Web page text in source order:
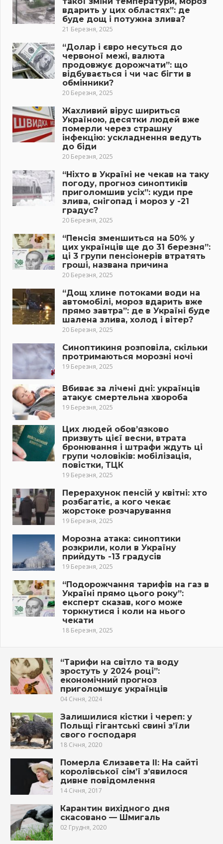
вдарить у цих областях”: де
буде дощ і потужна злива?
21 Березня, 2025
“Долар і євро несуться до
червоної межі, валюта
продовжує дорожчати”: що
відбувається і чи час бігти в
обмінники?
20 Березня, 2025
Жахливий вірус шириться
Україною, десятки людей вже
померли через страшну
інфекцію: ускладнення ведуть
до біди
20 Березня, 2025
“Ніхто в Україні не чекав на таку
погоду, прогноз синоптиків
приголомшив усіх”: куди пре
злива, снігопад і мороз у -21
градус?
20 Березня, 2025
“Пенсія зменшиться на 50% у
цих українців ще до 31 березня”:
ці 3 групи пенсіонерів втратять
гроші, названа причина
20 Березня, 2025
“Дощ хлине потоками води на
автомобілі, мороз вдарить вже
прямо завтра”: де в Україні буде
шалена злива, холод і вітер?
20 Березня, 2025
Синоптикиня розповіла, скільки
протримаються морозні ночі
19 Березня, 2025
Вбиває за лічені дні: українців
атакує смертельна хвороба
19 Березня, 2025
Цих людей обов’язково
призвуть цієї весни, втрата
бронювання і штрафи ждуть ці
групи чоловіків: мобілізація,
повістки, ТЦК
19 Березня, 2025
Перерахунок пенсій у квітні: хто
розбагатіє, а кого чекає
жорстоке розчарування
19 Березня, 2025
Морозна атака: синоптики
розкрили, коли в Україну
прийдуть -13 градусів
19 Березня, 2025
“Подорожчання тарифів на газ в
Україні прямо цього року”:
експерт сказав, кого може
торкнутися і коли на нього
чекати
18 Березня, 2025
“Тарифи на світло та воду
зростуть у 2024 році”:
економічний прогноз
приголомшує українців
04 Січня, 2024
Залишилися кістки і череп: у
Польщі гігантські свині з’їли
свого господаря
18 Січня, 2020
Померла Єлизавета ІІ: На сайті
королівської сім’ї з’явилося
дивне повідомлення
14 Січня, 2017
Карантин вихідного дня
скасовано — Шмигаль
02 Грудня, 2020